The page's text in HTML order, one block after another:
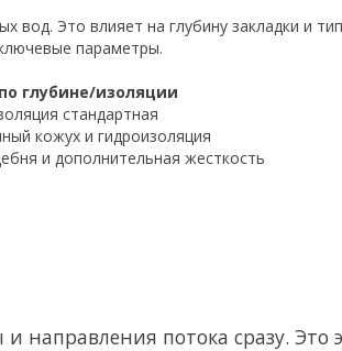
вод. Это влияет на глубину закладки и
параметры.
глубине/изоляции
стандартная
кожух и гидроизоляция
и дополнительная жесткость
направления потока сразу.